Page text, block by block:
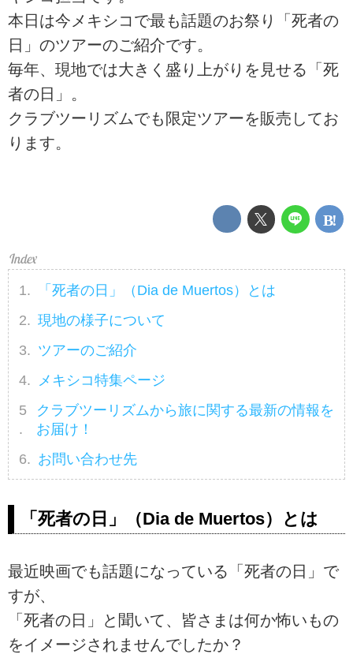
本日は今メキシコで最も話題のお祭り「死者の
日」のツアーのご紹介です。
毎年、現地では大きく盛り上がりを見せる「死
者の日」。
クラブツーリズムでも限定ツアーを販売してお
ります。
「死者の日」（Dia de Muertos）とは
現地の様子について
ツアーのご紹介
メキシコ特集ページ
クラブツーリズムから旅に関する最新の情報を
お届け！
お問い合わせ先
「死者の日」（Dia de Muertos）とは
最近映画でも話題になっている「死者の日」で
すが、
「死者の日」と聞いて、皆さまは何か怖いもの
をイメージされませんでしたか？